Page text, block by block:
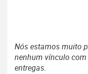
Nós estamos muito
nenhum vínculo
entregas.